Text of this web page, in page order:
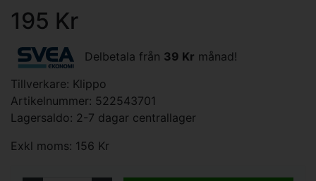
195 Kr
Delbetala från 39 Kr månad!
Tillverkare: Klippo
Artikelnummer: 522543701
Lagersaldo: 2-7 dagar centrallager
Exkl moms: 156 Kr